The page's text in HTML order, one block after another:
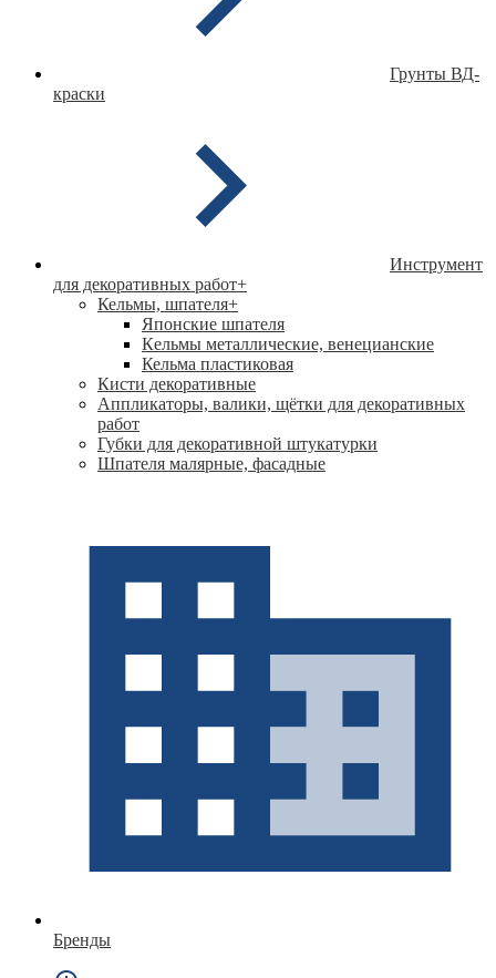
Грунты ВД-
краски
Инструмент
для декоративных работ+
Кельмы, шпателя+
Японские шпателя
Кeльмы металлические, венецианские
Кельма пластиковая
Кисти декоративные
Аппликаторы, валики, щётки для декоративных
работ
Губки для декоративной штукатурки
Шпателя малярные, фасадные
Бренды